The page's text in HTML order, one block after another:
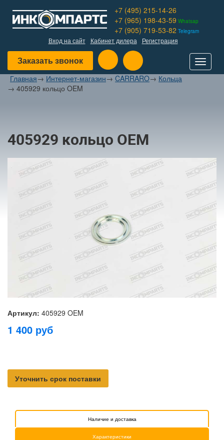
+7 (495) 215-14-26
+7 (965) 198-43-59 Whatsap
+7 (905) 719-53-82 Telegram
Вход на сайт Кабинет дилера Регистрация
Заказать звонок
Toggle
Главная→ Интернет-магазин→ CARRARO→ Кольца
→ 405929 кольцо OEM
405929 кольцо OEM
Артикул: 405929 OEM
1 400 руб
Уточнить срок поставки
Наличие и доставка
Характеристики